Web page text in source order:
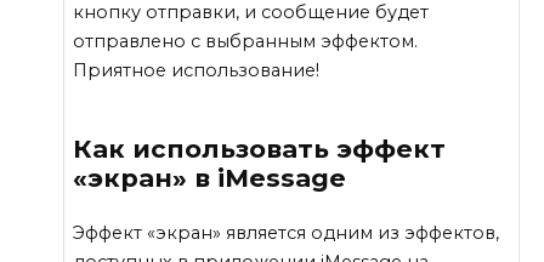
кнопку отправки, и сообщение будет
отправлено с выбранным эффектом.
Приятное использование!
Как использовать эффект
«экран» в iMessage
Эффект «экран» является одним из эффектов,